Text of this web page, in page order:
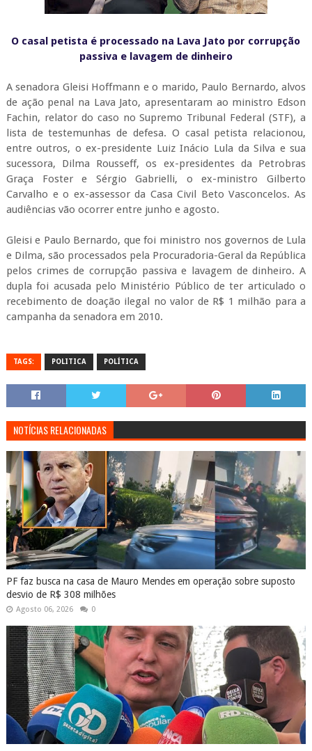
O casal petista é processado na Lava Jato por corrupção
passiva e lavagem de dinheiro
A senadora Gleisi Hoffmann e o marido, Paulo Bernardo, alvos
de ação penal na Lava Jato, apresentaram ao ministro Edson
Fachin, relator do caso no Supremo Tribunal Federal (STF), a
lista de testemunhas de defesa. O casal petista relacionou,
entre outros, o ex-presidente Luiz Inácio Lula da Silva e sua
sucessora, Dilma Rousseff, os ex-presidentes da Petrobras
Graça Foster e Sérgio Gabrielli, o ex-ministro Gilberto
Carvalho e o ex-assessor da Casa Civil Beto Vasconcelos. As
audiências vão ocorrer entre junho e agosto.
Gleisi e Paulo Bernardo, que foi ministro nos governos de Lula
e Dilma, são processados pela Procuradoria-Geral da República
pelos crimes de corrupção passiva e lavagem de dinheiro. A
dupla foi acusada pelo Ministério Público de ter articulado o
recebimento de doação ilegal no valor de R$ 1 milhão para a
campanha da senadora em 2010.
TAGS: POLITICA POLÍTICA
NOTÍCIAS RELACIONADAS
PF faz busca na casa de Mauro Mendes em operação sobre suposto
desvio de R$ 308 milhões
Agosto 06, 2026 0